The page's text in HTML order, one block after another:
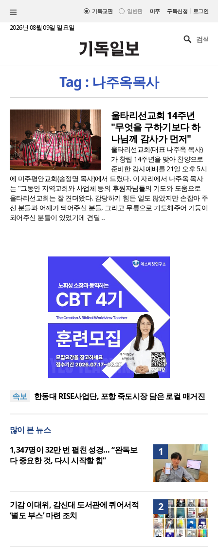
기독교판 일반판 미주 구독신청 | 로그인
2026년 08월 09일 일요일
Tag : 나주옥목사
울타리선교회 14주년
"무엇을 구하기보다 하
나님께 감사가 먼저"
울타리선교회(대표 나주옥 목사)
가 창립 14주년을 맞아 찬양으로
준비한 감사예배를 21일 오후 5시
에 미주평안교회(송정명 목사)에서 드렸다. 이 자리에서 나주옥 목사
는 "그동안 지역교회와 사업체 등의 후원자님들의 기도와 도움으로
울타리선교회는 잘 견뎌왔다. 감당하기 힘든 일도 많았지만 손잡아 주
신 분들과 어깨가 되어주신 분들, 그리고 무릎으로 기도해주어 기둥이
되어주신 분들이 있었기에 견딜 ..
속보
느헤미야 연합기도회, ‘왕의 기도’로 나라·한국교회·다
여”
한동대 RISE사업단, 포항 죽도시장 담은 로컬 매거진
느헤미야 연합기도회, ‘왕의 기도’로 나라·한국교회·다
세기총 “자유를 지키며 하나 된 희망의 미래를 향하
여”
많이 본 뉴스
1
1,347명이 32만 번 펼친 성경… “완독보
다 중요한 것, 다시 시작할 힘”
2
기감 이대위, 감신대 도서관에 퀴어서적
‘별도 부스’ 마련 조치